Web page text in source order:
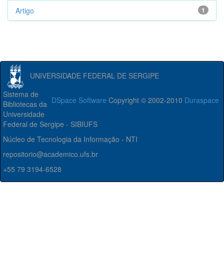
1
Artigo
UNIVERSIDADE FEDERAL DE SERGIPE
DSpace Software Copyright © 2002-2010 Duraspace
Sistema de
Bibliotecas da
Universidade
Federal de Sergipe - SIBIUFS
Núcleo de Tecnologia da Informação - NTI
repositorio@academico.ufs.br
+55 79 3194-6528